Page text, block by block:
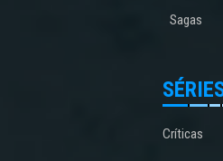
Sagas
Críticas